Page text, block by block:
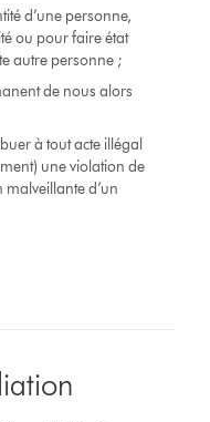
d’une personne,
ou pour faire état
autre personne ;
de nous alors
à tout acte illégal
une violation de
malveillante d’un